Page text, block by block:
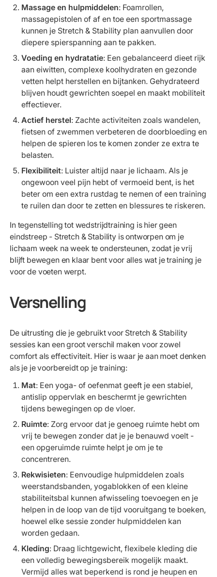
Massage en hulpmiddelen: Foamrollen,
massagepistolen of af en toe een sportmassage
kunnen je Stretch & Stability plan aanvullen door
diepere spierspanning aan te pakken.
Voeding en hydratatie: Een gebalanceerd dieet rijk
aan eiwitten, complexe koolhydraten en gezonde
vetten helpt herstellen en bijtanken. Gehydrateerd
blijven houdt gewrichten soepel en maakt mobiliteit
effectiever.
Actief herstel: Zachte activiteiten zoals wandelen,
fietsen of zwemmen verbeteren de doorbloeding en
helpen de spieren los te komen zonder ze extra te
belasten.
Flexibiliteit: Luister altijd naar je lichaam. Als je
ongewoon veel pijn hebt of vermoeid bent, is het
beter om een extra rustdag te nemen of een training
te ruilen dan door te zetten en blessures te riskeren.
In tegenstelling tot wedstrijdtraining is hier geen
eindstreep - Stretch & Stability is ontworpen om je
lichaam week na week te ondersteunen, zodat je vrij
blijft bewegen en klaar bent voor alles wat je training je
voor de voeten werpt.
Versnelling
De uitrusting die je gebruikt voor Stretch & Stability
sessies kan een groot verschil maken voor zowel
comfort als effectiviteit. Hier is waar je aan moet denken
als je je voorbereidt op je training:
Mat: Een yoga- of oefenmat geeft je een stabiel,
antislip oppervlak en beschermt je gewrichten
tijdens bewegingen op de vloer.
Ruimte: Zorg ervoor dat je genoeg ruimte hebt om
vrij te bewegen zonder dat je je benauwd voelt -
een opgeruimde ruimte helpt je om je te
concentreren.
Rekwisieten: Eenvoudige hulpmiddelen zoals
weerstandsbanden, yogablokken of een kleine
stabiliteitsbal kunnen afwisseling toevoegen en je
helpen in de loop van de tijd vooruitgang te boeken,
hoewel elke sessie zonder hulpmiddelen kan
worden gedaan.
Kleding: Draag lichtgewicht, flexibele kleding die
een volledig bewegingsbereik mogelijk maakt.
Vermijd alles wat beperkend is rond je heupen en